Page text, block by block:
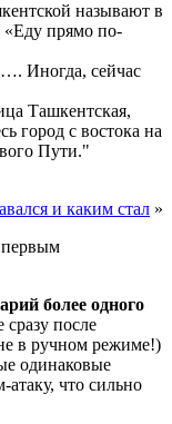
называют в
прямо по-
Иногда, сейчас
Ташкентская,
город с востока на
Пути.
и каким стал »
первым
более одного
сразу после
в ручном режиме!)
одинаковые
что сильно